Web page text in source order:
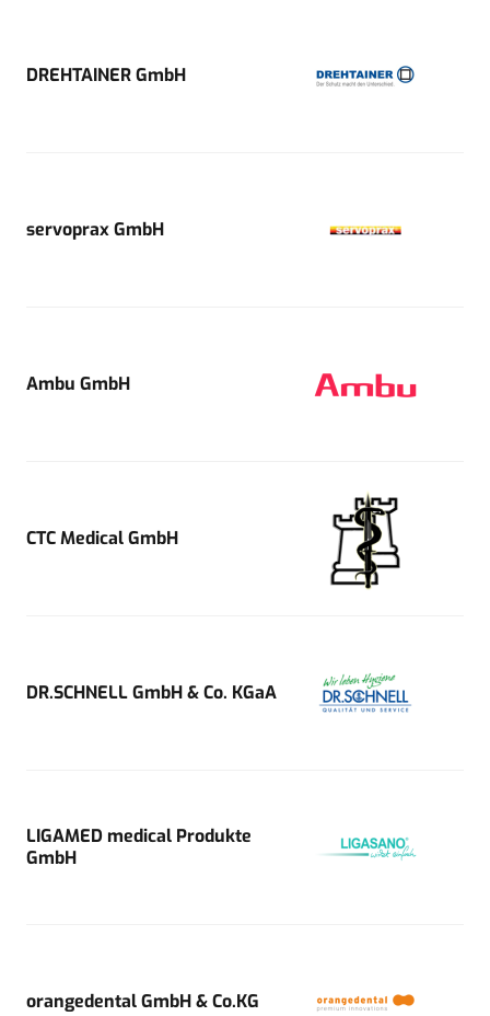
DREHTAINER GmbH
servoprax GmbH
Ambu GmbH
CTC Medical GmbH
DR.SCHNELL GmbH & Co. KGaA
LIGAMED medical Produkte
GmbH
orangedental GmbH & Co.KG